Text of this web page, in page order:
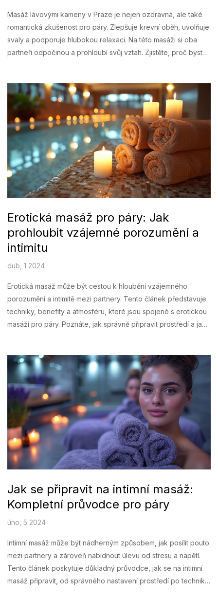
Masáž lávovými kameny v Praze je nejen ozdravná, ale také
romantická zkušenost pro páry. Zlepšuje krevní oběh, uvolňuje
svaly a podporuje hlubokou relaxaci. Na této masáži si oba
partneři odpočinou a prohloubí svůj vztah. Zjistěte, proč byste
Erotická masáž pro páry: Jak
prohloubit vzájemné porozumění a
intimitu
dub, 1 2024
Erotická masáž může být cestou k hloubění vzájemného
porozumění a intimitě mezi partnery. Tento článek představuje
techniky, benefity a atmosféru, které jsou spojené s erotickou
masáží pro páry. Poznáte, jak správně připravit prostředí a jaké
praktické rady pro začínající, stejně jako pro pokročilé, kteří
chtějí svou intimitu posunout na novou úroveň.
Jak se připravit na intimní masáž:
Kompletní průvodce pro páry
úno, 5 2024
Intimní masáž může být nádherným způsobem, jak posílit pouto
mezi partnery a zároveň nabídnout úlevu od stresu a napětí.
Tento článek poskytuje důkladný průvodce, jak se na intimní
masáž připravit, od správného nastavení prostředí po techniky